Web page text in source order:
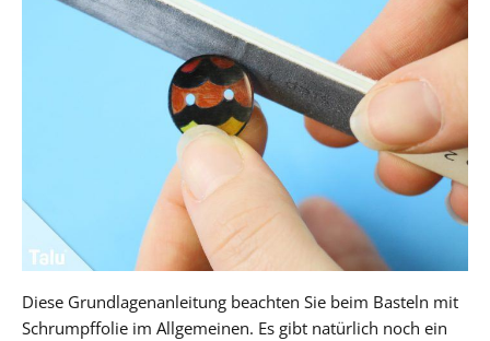
Diese Grundlagenanleitung beachten Sie beim Basteln mit
Schrumpffolie im Allgemeinen. Es gibt natürlich noch ein